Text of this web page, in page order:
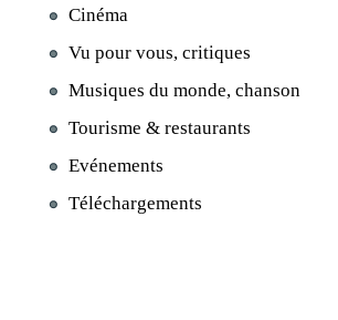
Cinéma
Vu pour vous, critiques
Musiques du monde, chanson
Tourisme & restaurants
Evénements
Téléchargements